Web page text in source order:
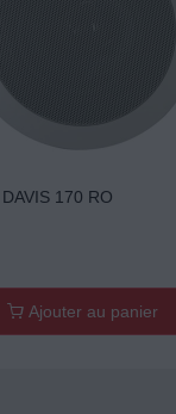
170 RO
Ajouter au panier